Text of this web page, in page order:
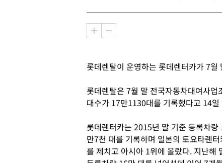
롯데렌탈이 운영하는 롯데렌터카가 7
롯데렌탈은 7월 말 전국자동차대여사
대수가 17만1130대를 기록했다고 14일
롯데렌터카는 2015년 말 기준 등록차량
만7천 대를 기록하며 일본의 토요타렌
를 제치고 아시아 1위에 올랐다. 지난해